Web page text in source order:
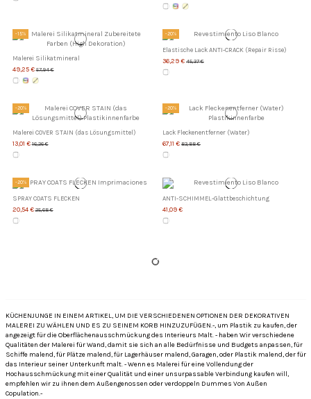
-15%
Malerei Silikatmineral
49,25 €57,94 €
-20%
Elastische Lack ANTI-CRACK (Repair Risse)
36,29 € 45,37 €
-20%
Malerei COVER STAIN (das Lösungsmittel)
13,01 €16,26 €
-20%
Lack Fleckenentferner (Water)
67,11 € 83,88 €
-20%
SPRAY COATS FLECKEN
20,54 €25,68 €
ANTI-SCHIMMEL-Glattbeschichtung
41,09 €
KÜCHENJUNGE IN EINEM ARTIKEL, UM DIE VERSCHIEDENEN OPTIONEN DER DEKORATIVEN
MALEREI ZU WÄHLEN UND ES ZU SEINEM KORB HINZUZUFÜGEN.-, um Plastik zu kaufen, der
angezeigt für die Oberflächenausschmückung des Interieurs Malt. - haben Wir verschiedene
Qualitäten der Malerei für Wand, damit sie sich an alle Bedürfnisse und Budgets anpassen, für
Schiffe malend, für Plätze malend, für Lagerhäuser malend, Garagen, oder Plastik malend, der für
das Interieur seiner Unterkunft malt. - Wenn es Malerei für eine Vollendung der
Hochausschmückung mit einer Qualität und einer unsurpassable Verbindung kaufen will,
empfehlen wir zu ihnen dem Außengenossen oder verdoppeln Dummes Von Außen
Copulation.-